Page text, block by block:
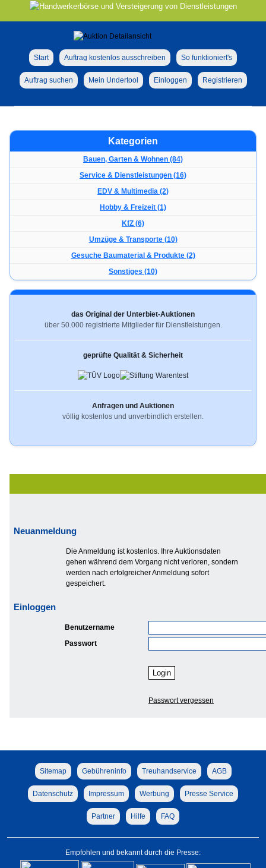
Start Auftrag kostenlos ausschreiben So funktioniert's
Auftrag suchen Mein Undertool Einloggen Registrieren
Kategorien
Bauen, Garten & Wohnen (84)
Service & Dienstleistungen (16)
EDV & Multimedia (2)
Hobby & Freizeit (1)
KfZ (6)
Umzüge & Transporte (10)
Gesuche Baumaterial & Produkte (2)
Sonstiges (10)
das Original der Unterbiet-Auktionen
über 50.000 registrierte Mitglieder für Dienstleistungen.
geprüfte Qualität & Sicherheit
Anfragen und Auktionen
völlig kostenlos und unverbindlich erstellen.
Neuanmeldung
Die Anmeldung ist kostenlos. Ihre Auktionsdaten
gehen während dem Vorgang nicht verloren, sondern
werden nach erfolgreicher Anmeldung sofort
gespeichert.
Einloggen
Benutzername
Passwort
Passwort vergessen
Sitemap Gebühreninfo Treuhandservice AGB
Datenschutz Impressum Werbung Presse Service
Partner Hilfe FAQ
Empfohlen und bekannt durch die Presse: